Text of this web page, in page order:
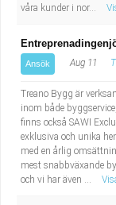
våra kunder i nor...
Ansök Aug 11
Treano Bygg är
inom både
finns också SAWI
exklusiva och unika
med en årlig
mest snabbväxande
och vi har även ...